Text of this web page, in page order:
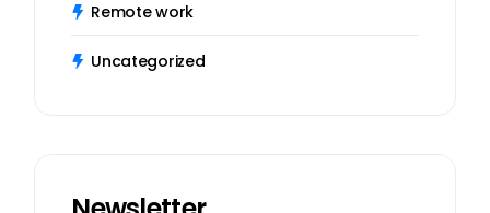
Remote work
Uncategorized